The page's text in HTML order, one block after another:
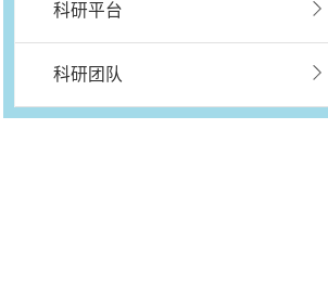
科研平台
科研团队